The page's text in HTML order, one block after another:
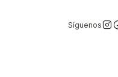
Síguenos